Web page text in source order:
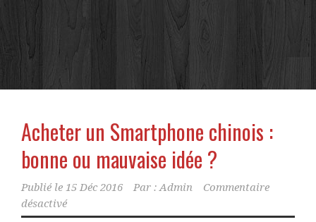
Acheter un Smartphone chinois :
bonne ou mauvaise idée ?
Publié le 15 Déc 2016 Par : Admin
Commentaire
désactivé